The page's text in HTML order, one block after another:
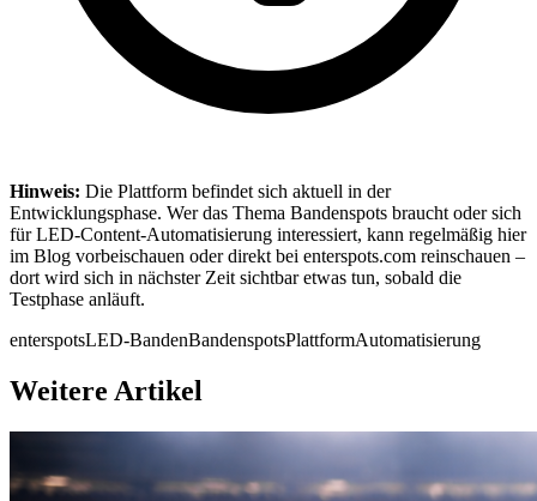
Hinweis: Die Plattform befindet sich aktuell in der
Entwicklungsphase. Wer das Thema Bandenspots braucht oder sich
für LED-Content-Automatisierung interessiert, kann regelmäßig hier
im Blog vorbeischauen oder direkt bei enterspots.com reinschauen –
dort wird sich in nächster Zeit sichtbar etwas tun, sobald die
Testphase anläuft.
enterspotsLED-BandenBandenspotsPlattformAutomatisierung
Weitere Artikel